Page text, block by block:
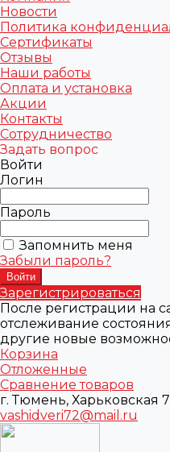
Новости
Политика
Сертификаты
Отзывы
Наши работы
Оплата и установка
Акции
Контакты
Сотрудничество
Задать вопрос
Войти
Логин
Пароль
Запомнить меня
Забыли пароль?
Зарегистрироваться
После регистрации на
отслеживание
другие новые
Корзина
Отложенные
Сравнение товаров
г. Тюмень, Харьковская
vashidveri72@mail.ru